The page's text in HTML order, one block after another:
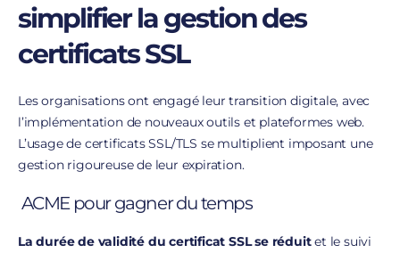
simplifier la gestion des
certificats SSL
Les organisations ont engagé leur transition digitale, avec
l’implémentation de nouveaux outils et plateformes web.
L’usage de certificats SSL/TLS se multiplient imposant une
gestion rigoureuse de leur expiration.
ACME pour gagner du temps
La durée de validité du certificat SSL se réduitet le suivi